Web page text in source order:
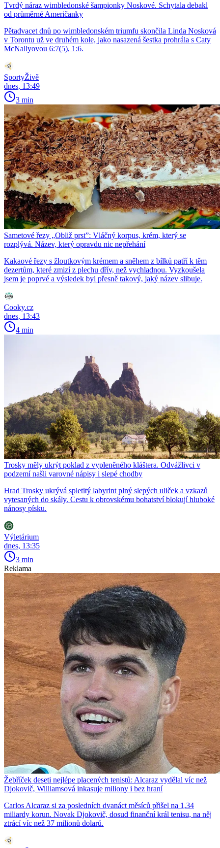
Tvrdý náraz wimbledonské šampionky Noskové. Schytala debakl
od průměrné Američanky
Pětadvacet dnů po wimbledonském triumfu skončila Linda Nosková
v Torontu už ve druhém kole, jako nasazená šestka prohrála s Caty
McNallyovou 6:7(5), 1:6.
SportyŽivě
dnes, 13:49
3 min
Sametové řezy „Obliž prst”: Vláčný korpus, krém, který se
rozplývá. Název, který opravdu nic nepřehání
Kakaové řezy s žloutkovým krémem a sněhem z bílků patří k těm
dezertům, které zmizí z plechu dřív, než vychladnou. Vyzkoušela
jsem je poprvé a výsledek byl přesně takový, jaký název slibuje.
Cooky.cz
dnes, 13:43
4 min
Trosky měly ukrýt poklad z vypleněného kláštera. Odvážlivci v
podzemí našli varovné nápisy i slepé chodby
Hrad Trosky ukrývá spletitý labyrint plný slepých uliček a vzkazů
vytesaných do skály. Cestu k obrovskému bohatství blokují hluboké
nánosy písku.
Výletárium
dnes, 13:35
3 min
Reklama
Žebříček deseti nejlépe placených tenistů: Alcaraz vydělal víc než
Djokovič, Williamsová inkasuje miliony i bez hraní
Carlos Alcaraz si za posledních dvanáct měsíců přišel na 1,34
miliardy korun. Novak Djokovič, dosud finanční král tenisu, na něj
ztrácí víc než 37 milionů dolarů.